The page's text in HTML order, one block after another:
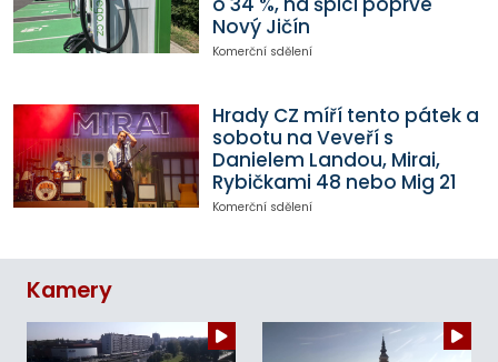
Nový Jičín
Komerční sdělení
Hrady CZ míří tento pátek a
sobotu na Veveří s
Danielem Landou, Mirai,
Rybičkami 48 nebo Mig 21
Komerční sdělení
Kamery